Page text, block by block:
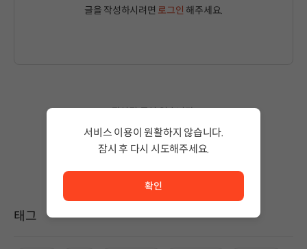
글을 작성하시려면 로그인 해주세요.
작성된 글이 없습니다.
상품 이용 후 첫 번째 글을 남겨보세요!
태그
서비스 이용이 원활하지 않습니다.
잠시 후 다시 시도해주세요.
확인